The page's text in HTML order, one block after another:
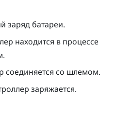
заряд батареи.
находится в процессе
соединяется со шлемом.
заряжается.